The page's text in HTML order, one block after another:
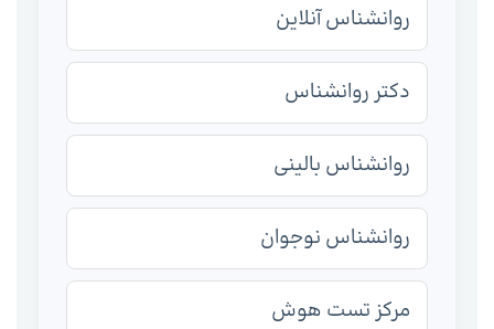
روانشناس آنلاین
دکتر روانشناس
روانشناس بالینی
روانشناس نوجوان
مرکز تست هوش